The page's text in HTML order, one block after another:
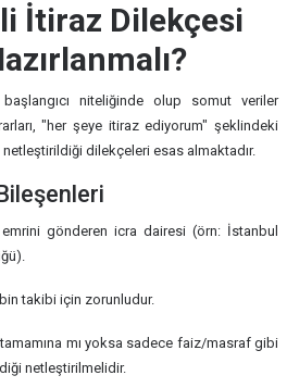
İtiraz Dilekçesi
niteliğinde olup somut veriler
"her şeye itiraz ediyorum" şeklindeki
netleştirildiği dilekçeleri esas almaktadır.
gönderen icra dairesi (örn: İstanbul
takibi için zorunludur.
mı yoksa sadece faiz/masraf gibi
netleştirilmelidir.